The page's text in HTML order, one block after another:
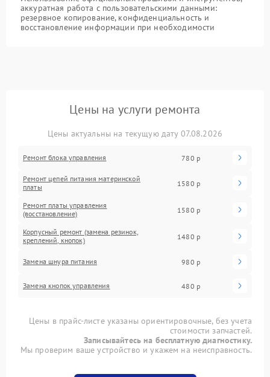
аккуратная работа с пользовательскими данными:
резервное копирование, конфиденциальность и
восстановление информации при необходимости
Цены на услуги ремонта
Цены актуальны на текущую дату 07.08.2026
Ремонт блока управления 780 р
Ремонт цепей питания материнской
платы
1580 р
Ремонт платы управления
(восстановление)
1580 р
Корпусный ремонт (замена резинок,
креплений, кнопок)
1480 р
Замена шнура питания 980 р
Замена кнопок управления 480 р
Цены в прайс-листе указаны ориентировочные, без учета
стоимости запчастей.
Записывайтесь на бесплатную диагностику.
Мы проверим ваше устройство и укажем на неисправность.